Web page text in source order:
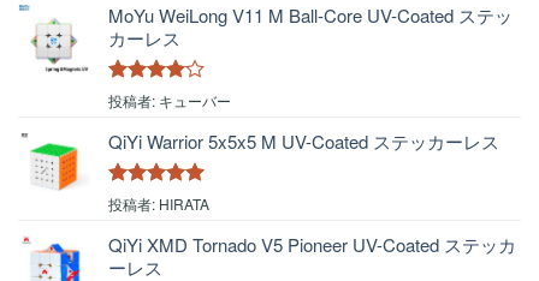
MoYu WeiLong V11 M Ball-Core UV-Coated ステッ
カーレス
5段階中 4
投稿者: キューバー
QiYi Warrior 5x5x5 M UV-Coated ステッカーレス
5段階中5の
投稿者: HIRATA
QiYi XMD Tornado V5 Pioneer UV-Coated ステッカ
ーレス